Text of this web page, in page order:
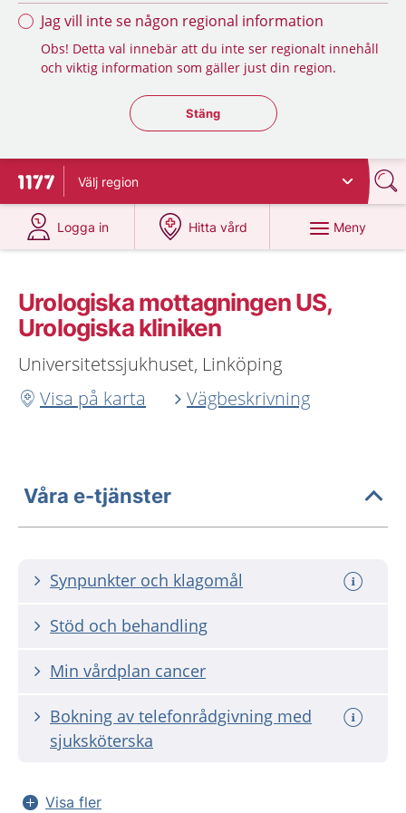
Jag vill inte se någon regional information
Obs! Detta val innebär att du inte ser regionalt innehåll
och viktig information som gäller just din region.
Stäng regionsväljaren
Stäng
Till startsidan för 1177
Välj region
Logga in
på 1177.se
Hitta vård
på 1177.se
Meny
Urologiska mottagningen US,
Urologiska kliniken
Universitetssjukhuset, Linköping
Visa på karta
Vägbeskrivning
Våra e-tjänster
Synpunkter och klagomål
Stöd och behandling
Min vårdplan cancer
Bokning av telefonrådgivning med
sjuksköterska
Visa fler